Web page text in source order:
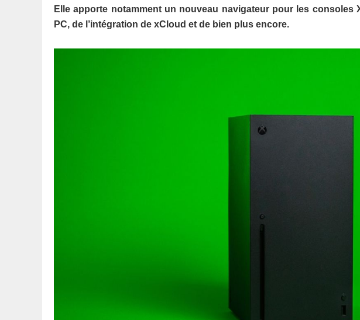
Elle apporte notamment un nouveau navigateur pour les
PC, de l’intégration de xCloud et de bien plus encore.